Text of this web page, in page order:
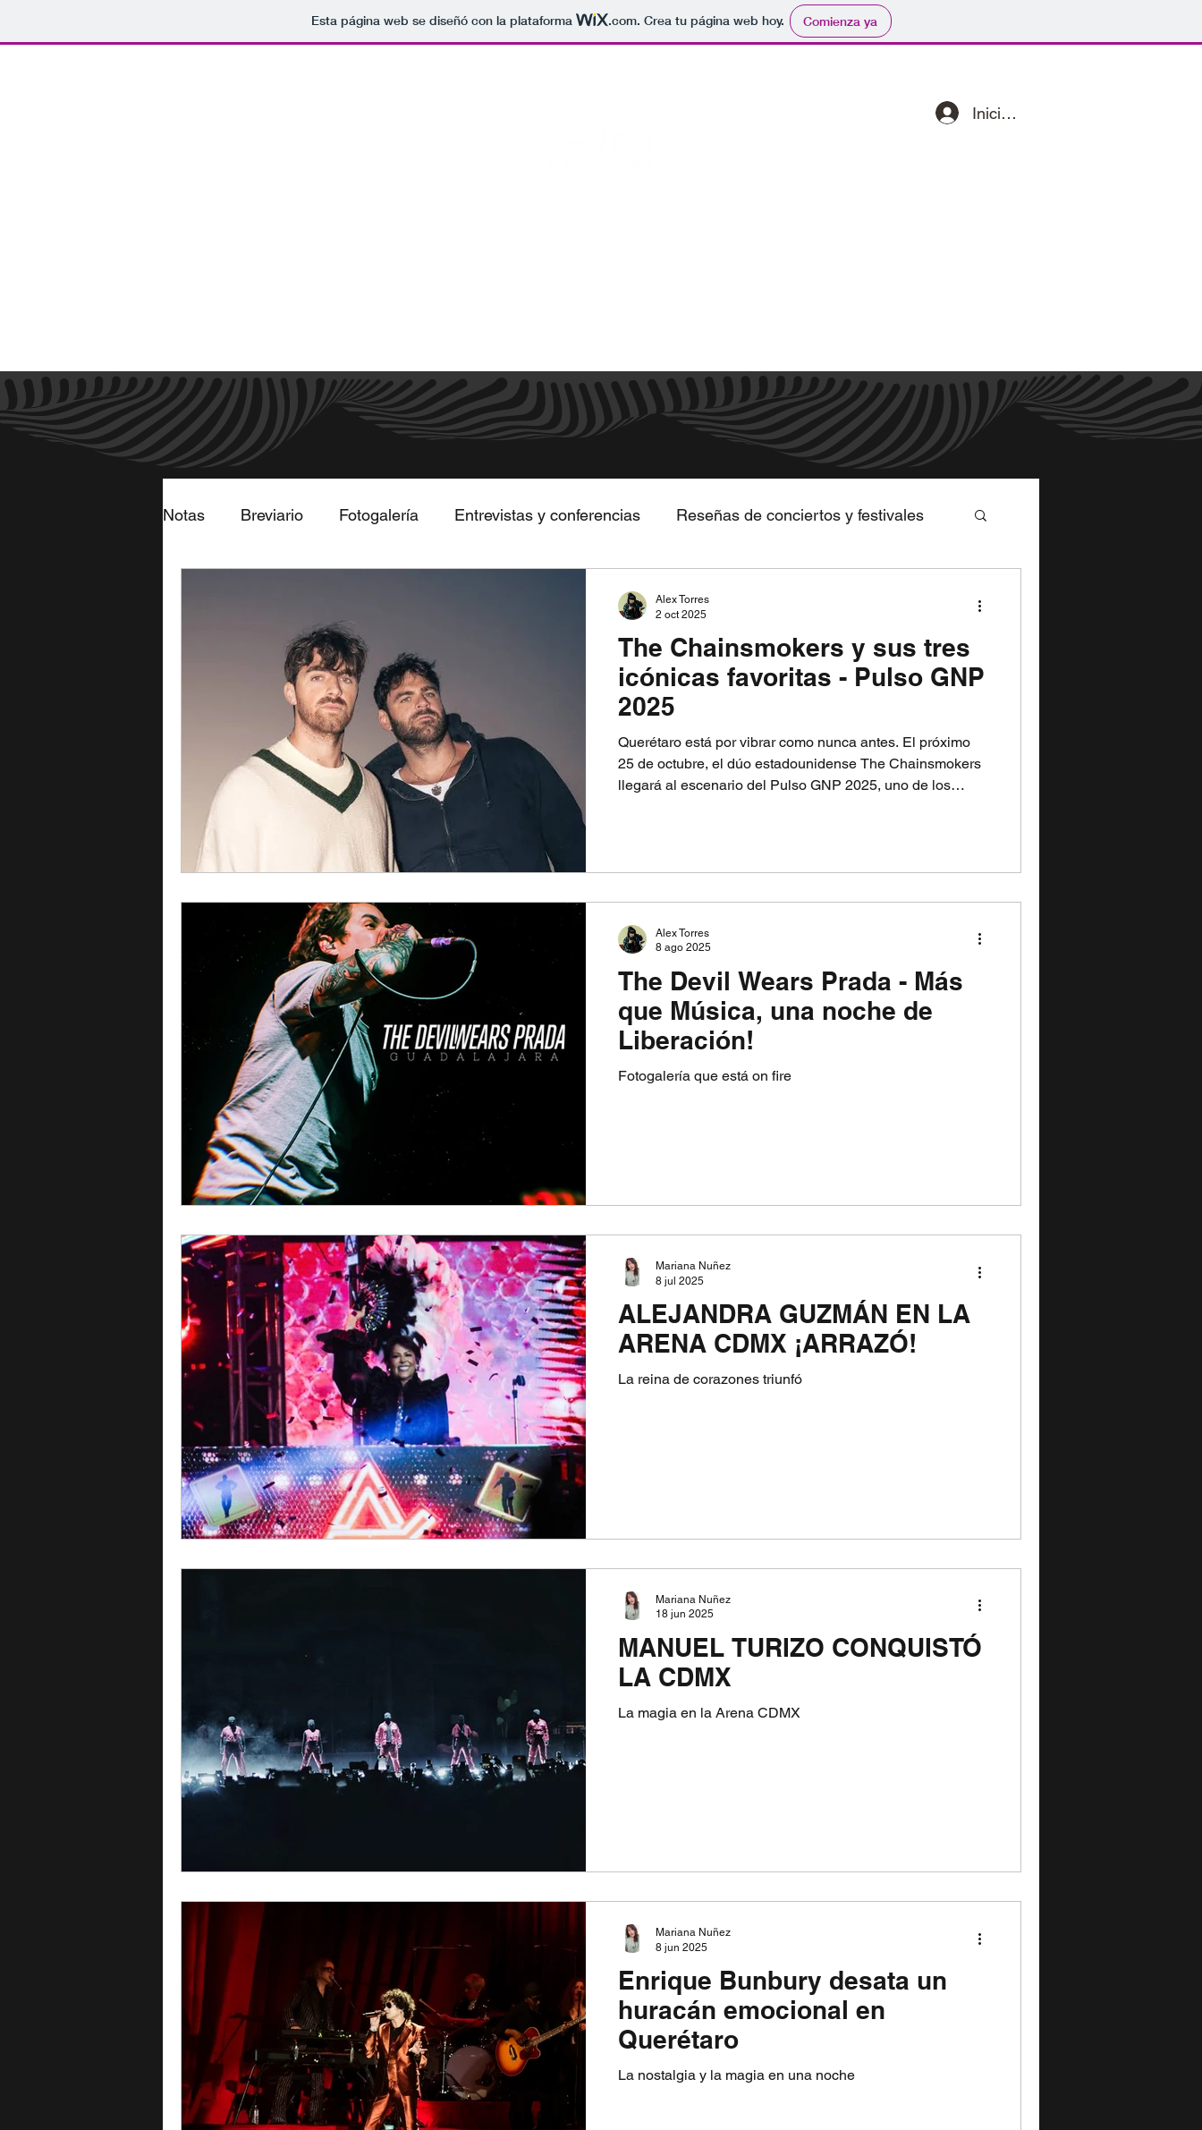
Esta página web se diseñó con la plataforma .com. Crea tu página web hoy. Comienza ya
Iniciar sesión
Notas Breviario Fotogalería Entrevistas y conferencias Reseñas de conciertos y festivales
qué canción eres según tu...
The Chainsmokers y sus tres
icónicas favoritas - Pulso GNP
2025
Querétaro está por vibrar como nunca antes. El próximo
25 de octubre, el dúo estadounidense The Chainsmokers
llegará al escenario del Pulso GNP 2025, uno de los
Alex Pall y Drew Taggart, The Chainsmokers ha sido una
Alex Torres
2 oct 2025
The Devil Wears Prada - Más
que Música, una noche de
Liberación!
Fotogalería que está on fire
Alex Torres
8 ago 2025
ALEJANDRA GUZMÁN EN LA
ARENA CDMX ¡ARRAZÓ!
La reina de corazones triunfó
Mariana Nuñez
8 jul 2025
MANUEL TURIZO CONQUISTÓ
LA CDMX
La magia en la Arena CDMX
Mariana Nuñez
18 jun 2025
Enrique Bunbury desata un
huracán emocional en
Querétaro
La nostalgia y la magia en una noche
Mariana Nuñez
8 jun 2025